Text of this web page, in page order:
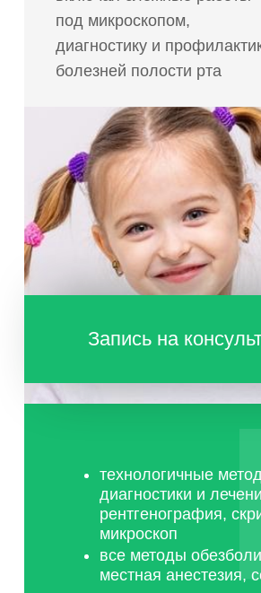
все методы обезболивания:
местная анестезия, седация, наркоз
технологичные методы
диагностики и лечения:
рентгенография, скрининг,
микроскоп